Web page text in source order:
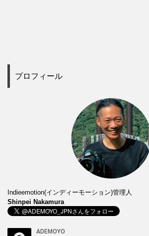
プロフィール
Indieemotion(インディーモーション)管理人
Shinpei Nakamura